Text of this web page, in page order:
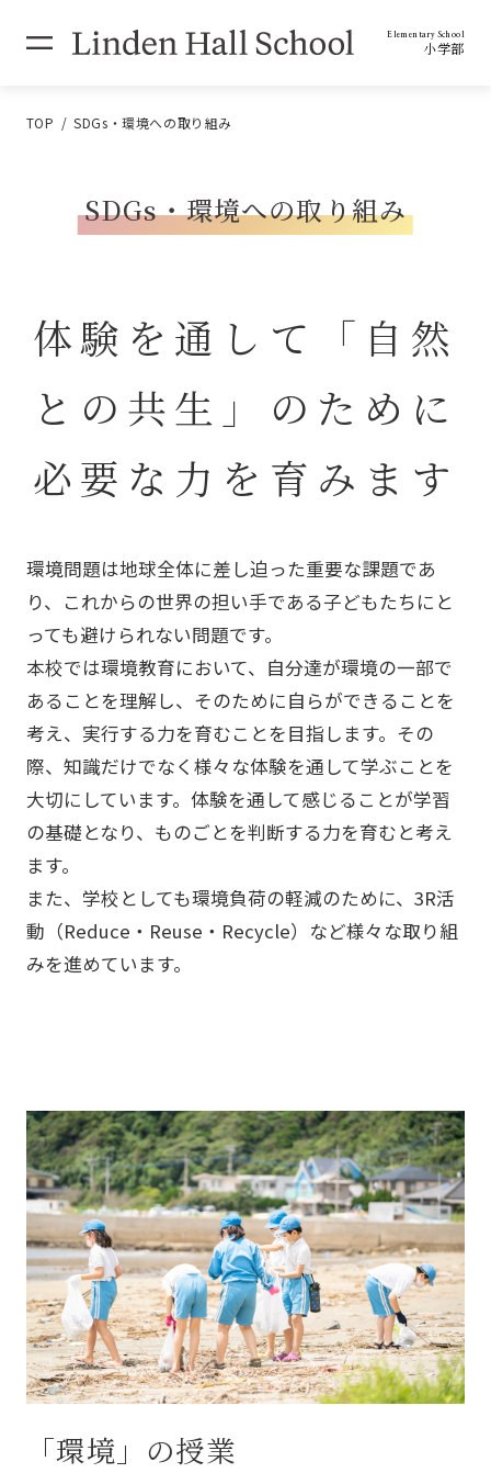
Elementary School
小学部
TOP SDGs・環境への取り組み
SDGs・環境への取り組み
体験を通して「自然
との共生」のために
必要な力を育みます
環境問題は地球全体に差し迫った重要な課題であ
り、これからの世界の担い手である子どもたちにと
っても避けられない問題です。
本校では環境教育において、自分達が環境の一部で
あることを理解し、そのために自らができることを
考え、実行する力を育むことを目指します。その
際、知識だけでなく様々な体験を通して学ぶことを
大切にしています。体験を通して感じることが学習
の基礎となり、ものごとを判断する力を育むと考え
ます。
また、学校としても環境負荷の軽減のために、3R活
動（Reduce・Reuse・Recycle）など様々な取り組
みを進めています。
「環境」の授業